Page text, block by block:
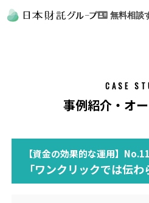
無料相談
CASE
事例紹介・オ
【資金の効果的な運用】
「ワンクリックでは伝わ